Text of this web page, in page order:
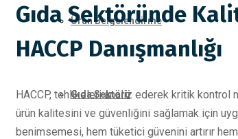
Ürün Belgelendirme
Gıda Sektörü
Gıda Sektöründe
HACCP Danışmanlığı
HACCP, tehlikeleri analiz ederek kritik kontrol
ürün kalitesini ve güvenliğini sağlamak için
benimsemesi, hem tüketici güvenini artırır